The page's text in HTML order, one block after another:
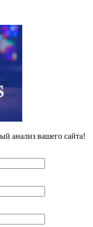
анализ вашего сайта!